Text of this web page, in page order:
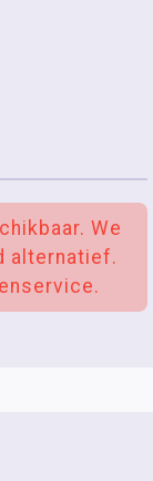
We
alternatief.